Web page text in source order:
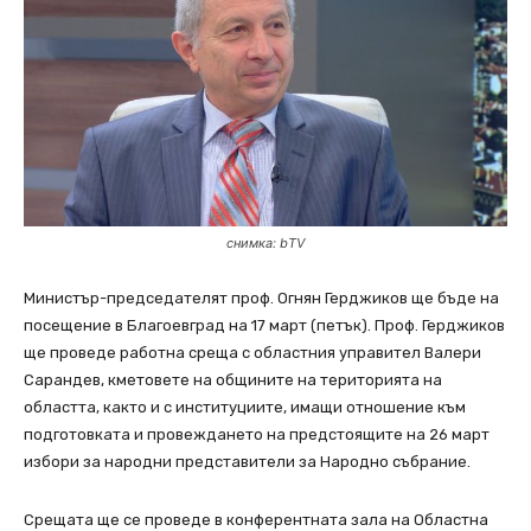
снимка: bTV
Министър-председателят проф. Огнян Герджиков ще бъде на
посещение в Благоевград на 17 март (петък). Проф. Герджиков
ще проведе работна среща с областния управител Валери
Сарандев, кметовете на общините на територията на
областта, както и с институциите, имащи отношение към
подготовката и провеждането на предстоящите на 26 март
избори за народни представители за Народно събрание.
Срещата ще се проведе в конферентната зала на Областна